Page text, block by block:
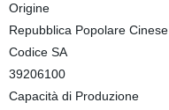
Origine
Repubblica Popolare Cinese
Codice SA
39206100
Capacità di Produzione